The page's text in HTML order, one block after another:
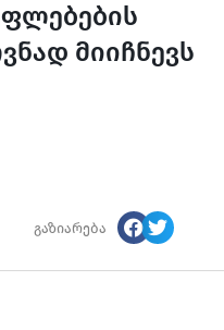
მიიჩნევს
გაზიარება